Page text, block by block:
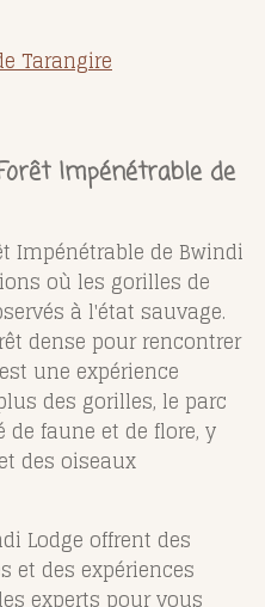
Tarangire
Impénétrable de
Impénétrable de Bwindi
où les gorilles de
à l'état sauvage.
dense pour rencontrer
une expérience
des gorilles, le parc
faune et de flore, y
des oiseaux
Lodge offrent des
et des expériences
experts pour vous